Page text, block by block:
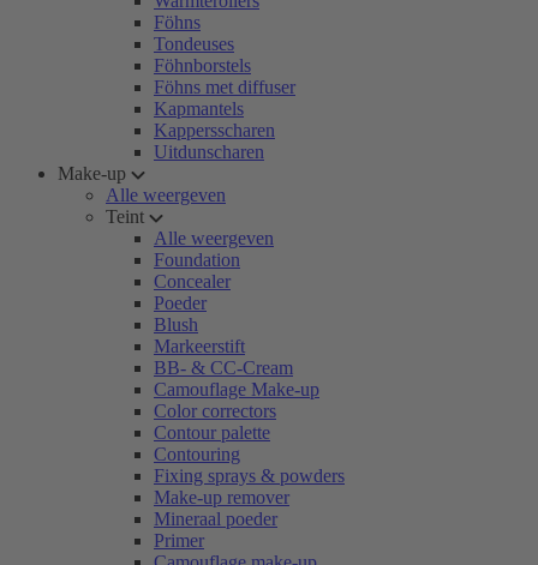
Föhns
Tondeuses
Föhnborstels
Föhns met diffuser
Kapmantels
Kappersscharen
Uitdunscharen
Make-up
Alle weergeven
Teint
Alle weergeven
Foundation
Concealer
Poeder
Blush
Markeerstift
BB- & CC-Cream
Camouflage Make-up
Color correctors
Contour palette
Contouring
Fixing sprays & powders
Make-up remover
Mineraal poeder
Primer